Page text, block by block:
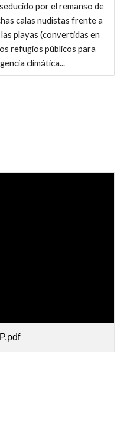
por el remanso de
calas nudistas frente a
playas (convertidas en
refugios públicos para
climática...